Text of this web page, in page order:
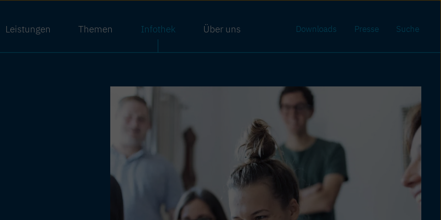
Leistungen Themen Infothek Über uns Downloads Presse Suche